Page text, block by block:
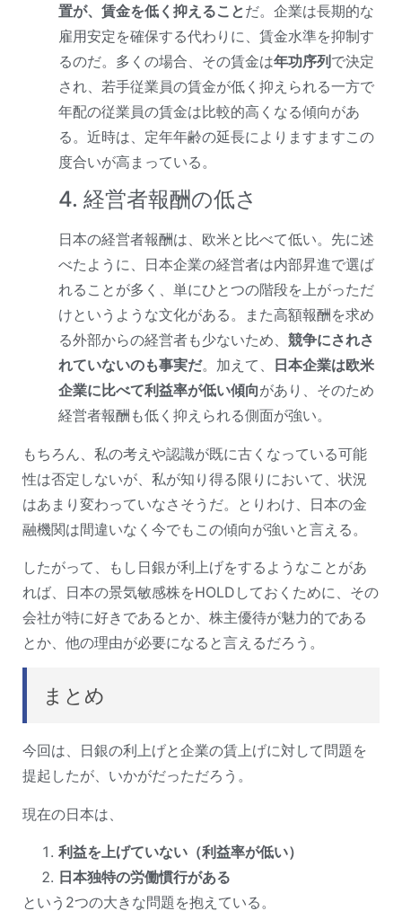
置が、賃金を低く抑えることだ。企業は長期的な
雇用安定を確保する代わりに、賃金水準を抑制す
るのだ。多くの場合、その賃金は年功序列で決定
され、若手従業員の賃金が低く抑えられる一方で
年配の従業員の賃金は比較的高くなる傾向があ
る。近時は、定年年齢の延長によりますますこの
度合いが高まっている。
4. 経営者報酬の低さ
日本の経営者報酬は、欧米と比べて低い。先に述
べたように、日本企業の経営者は内部昇進で選ば
れることが多く、単にひとつの階段を上がっただ
けというような文化がある。また高額報酬を求め
る外部からの経営者も少ないため、 競争にされさ
れていないのも事実だ。加えて、
日本企業は欧米
企業に比べて利益率が低い傾向があり、そのため
経営者報酬も低く抑えられる側面が強い。
もちろん、私の考えや認識が既に古くなっている可能
性は否定しないが、私が知り得る限りにおいて、状況
はあまり変わっていなさそうだ。とりわけ、日本の金
融機関は間違いなく今でもこの傾向が強いと言える。
したがって、もし日銀が利上げをするようなことがあ
れば、日本の景気敏感株をHOLDしておくために、その
会社が特に好きであるとか、株主優待が魅力的である
とか、他の理由が必要になると言えるだろう。
まとめ
今回は、日銀の利上げと企業の賃上げに対して問題を
提起したが、いかがだっただろう。
現在の日本は、
利益を上げていない（利益率が低い）
日本独特の労働慣行がある
という2つの大きな問題を抱えている。